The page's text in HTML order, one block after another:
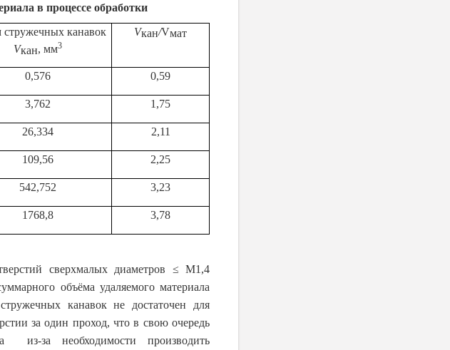
в процессе обработки
канавок
Vкан, мм3
Vкан/Vмат
0,576 0,59
3,762 1,75
26,334 2,11
109,56 2,25
542,752 3,23
1768,8 3,78
сверхмалых диаметров ≤ M1,4
объёма удаляемого материала
канавок не достаточен для
за один проход, что в свою очередь
из-за необходимости производить